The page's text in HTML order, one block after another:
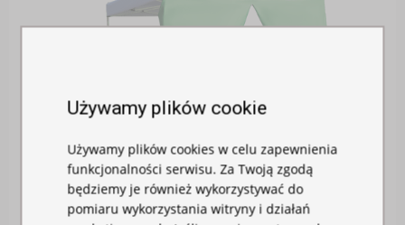
ŚCIANA BOCZNA 2M Z DRZWIAMI
Używamy plików cookie
Używamy plików cookies w celu zapewnienia
funkcjonalności serwisu. Za Twoją zgodą
będziemy je również wykorzystywać do
pomiaru wykorzystania witryny i działań